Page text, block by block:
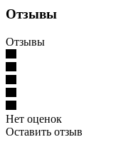
Отзывы
Отзывы
Нет оценок
Оставить отзыв